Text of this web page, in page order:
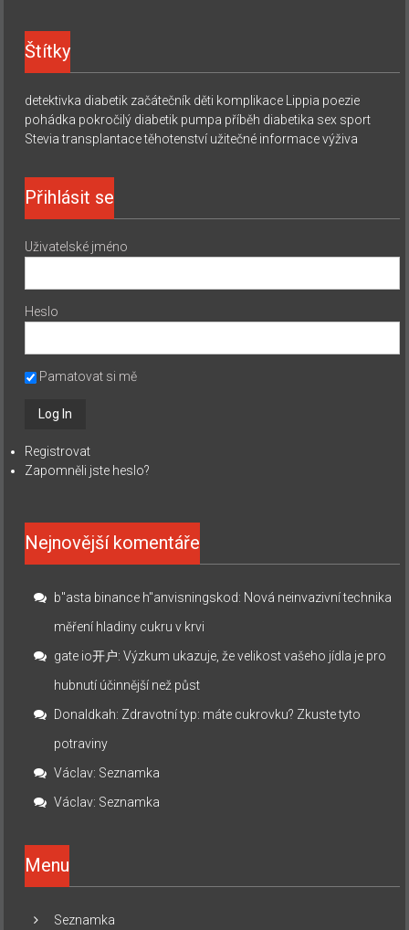
Štítky
detektivka diabetik začátečník děti komplikace Lippia poezie
pohádka pokročilý diabetik pumpa příběh diabetika sex sport
Stevia transplantace těhotenství užitečné informace výživa
Přihlásit se
Uživatelské jméno
Heslo
Pamatovat si mě
Registrovat
Zapomněli jste heslo?
Nejnovější komentáře
b"asta binance h"anvisningskod: Nová neinvazivní technika
měření hladiny cukru v krvi
gate io开户:Výzkum ukazuje, že velikost vašeho jídla je pro
hubnutí účinnější než půst
Donaldkah: Zdravotní typ: máte cukrovku? Zkuste tyto
potraviny
Václav: Seznamka
Václav: Seznamka
Menu
Seznamka